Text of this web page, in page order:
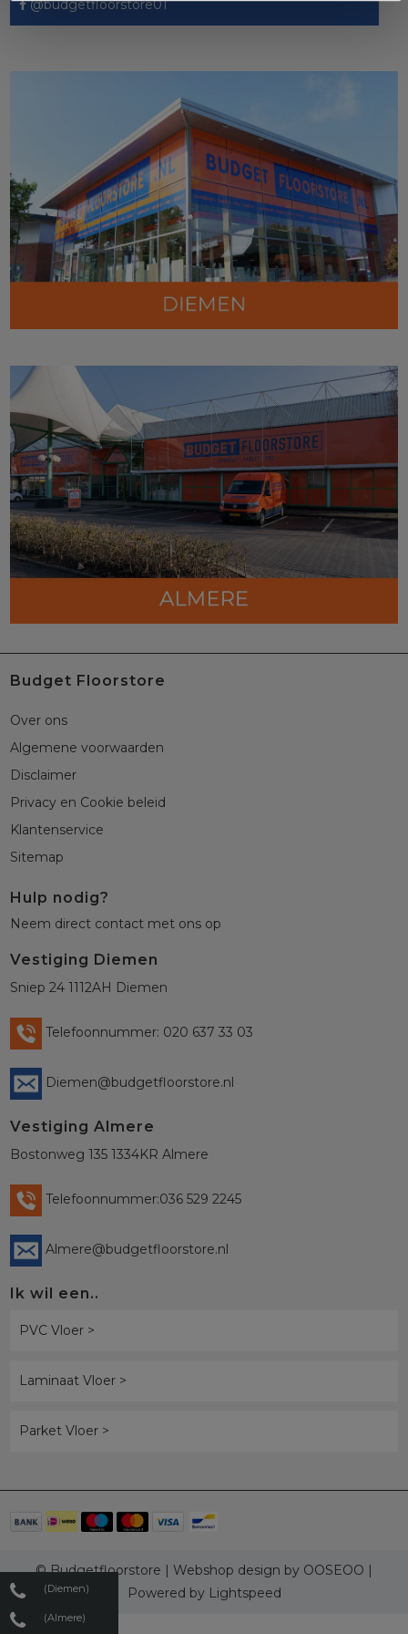
(Diemen)
(Almere)
@budgetfloorstore01
Budget Floorstore
Over ons
Algemene voorwaarden
Disclaimer
Privacy en Cookie beleid
Klantenservice
Sitemap
Hulp nodig?
Neem direct contact met ons op
Vestiging Diemen
Sniep 24 1112AH Diemen
Telefoonnummer: 020 637 33 03
Diemen@budgetfloorstore.nl
Vestiging Almere
Bostonweg 135 1334KR Almere
Telefoonnummer:036 529 2245
Almere@budgetfloorstore.nl
Ik wil een..
PVC Vloer >
Laminaat Vloer >
Parket Vloer >
© Budgetfloorstore | Webshop design by OOSEOO |
Powered by Lightspeed